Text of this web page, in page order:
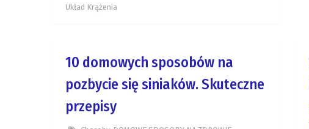
Układ Krążenia
10 domowych sposobów na
pozbycie się siniaków. Skuteczne
przepisy